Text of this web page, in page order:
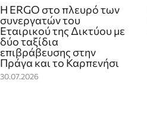
Η ERGO στο πλευρό των
συνεργατών του
Εταιρικού της Δικτύου με
δύο ταξίδια
επιβράβευσης στην
Πράγα και το Καρπενήσι
30.07.2026